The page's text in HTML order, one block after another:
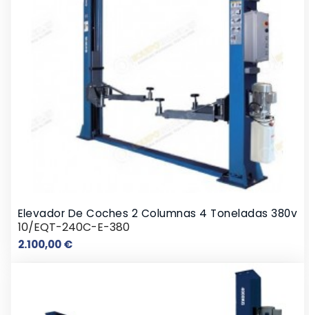
Elevador De Coches 2 Columnas 4 Toneladas 380v
10/EQT-240C-E-380
2.100,00 €Precio